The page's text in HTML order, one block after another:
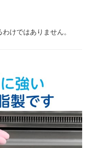
けではありません。